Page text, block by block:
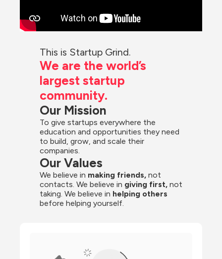
This is Startup Grind.
We are the world’s
largest startup
community.
Our Mission
To give startups everywhere the
education and opportunities they need
to build, grow, and scale their
companies.
Our Values
We believe in making friends, not
contacts. We believe in giving first, not
taking. We believe in helping others
before helping yourself.